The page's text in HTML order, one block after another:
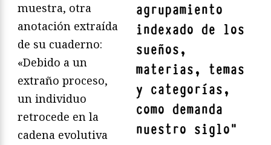
agrupamiento
indexado de los
sueños,
materias, temas
y categorías,
como demanda
nuestro siglo"
muestra, otra
anotación extraída
de su cuaderno:
«Debido a un
extraño proceso,
un individuo
retrocede en la
cadena evolutiva